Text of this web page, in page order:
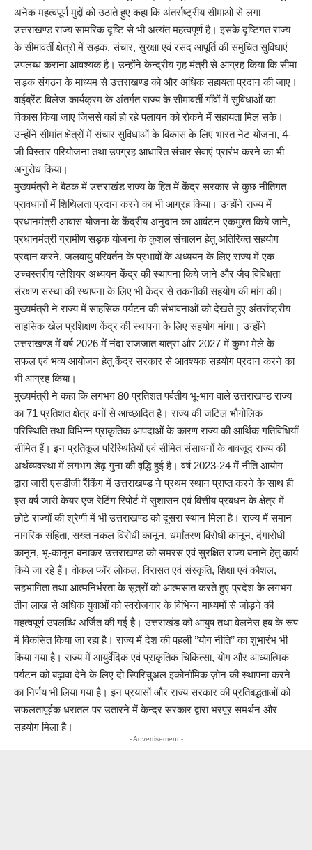
अनेक महत्वपूर्ण मुद्दों को उठाते हुए कहा कि अंतर्राष्ट्रीय सीमाओं से लगा
उत्तराखण्ड राज्य सामरिक दृष्टि से भी अत्यंत महत्वपूर्ण है। इसके दृष्टिगत राज्य
के सीमावर्ती क्षेत्रों में सड़क, संचार, सुरक्षा एवं रसद आपूर्ति की समुचित सुविधाएं
उपलब्ध कराना आवश्यक है। उन्होंने केन्द्रीय गृह मंत्री से आग्रह किया कि सीमा
सड़क संगठन के माध्यम से उत्तराखण्ड को और अधिक सहायता प्रदान की जाए।
वाईब्रेंट विलेज कार्यक्रम के अंतर्गत राज्य के सीमावर्ती गाँवों में सुविधाओं का
विकास किया जाए जिससे वहां हो रहे पलायन को रोकने में सहायता मिल सके।
उन्होंने सीमांत क्षेत्रों में संचार सुविधाओं के विकास के लिए भारत नेट योजना, 4-
जी विस्तार परियोजना तथा उपग्रह आधारित संचार सेवाएं प्रारंभ करने का भी
अनुरोध किया।
मुख्यमंत्री ने बैठक में उत्तराखंड राज्य के हित में केंद्र सरकार से कुछ नीतिगत
प्रावधानों में शिथिलता प्रदान करने का भी आग्रह किया। उन्होंने राज्य में
प्रधानमंत्री आवास योजना के केंद्रीय अनुदान का आवंटन एकमुश्त किये जाने,
प्रधानमंत्री ग्रामीण सड़क योजना के कुशल संचालन हेतु अतिरिक्त सहयोग
प्रदान करने, जलवायु परिवर्तन के प्रभावों के अध्ययन के लिए राज्य में एक
उच्चस्तरीय ग्लेशियर अध्ययन केंद्र की स्थापना किये जाने और जैव विविधता
संरक्षण संस्था की स्थापना के लिए भी केंद्र से तकनीकी सहयोग की मांग की।
मुख्यमंत्री ने राज्य में साहसिक पर्यटन की संभावनाओं को देखते हुए अंतर्राष्ट्रीय
साहसिक खेल प्रशिक्षण केंद्र की स्थापना के लिए सहयोग मांगा। उन्होंने
उत्तराखण्ड में वर्ष 2026 में नंदा राजजात यात्रा और 2027 में कुम्भ मेले के
सफल एवं भव्य आयोजन हेतु केंद्र सरकार से आवश्यक सहयोग प्रदान करने का
भी आग्रह किया।
मुख्यमंत्री ने कहा कि लगभग 80 प्रतिशत पर्वतीय भू-भाग वाले उत्तराखण्ड राज्य
का 71 प्रतिशत क्षेत्र वनों से आच्छादित है। राज्य की जटिल भौगोलिक
परिस्थिति तथा विभिन्न प्राकृतिक आपदाओं के कारण राज्य की आर्थिक गतिविधियाँ
सीमित हैं। इन प्रतिकूल परिस्थितियों एवं सीमित संसाधनों के बावजूद राज्य की
अर्थव्यवस्था में लगभग डेढ़ गुना की वृद्धि हुई है। वर्ष 2023-24 में नीति आयोग
द्वारा जारी एसडीजी रैंकिंग में उत्तराखण्ड ने प्रथम स्थान प्राप्त करने के साथ ही
इस वर्ष जारी केयर एज रेटिंग रिपोर्ट में सुशासन एवं वित्तीय प्रबंधन के क्षेत्र में
छोटे राज्यों की श्रेणी में भी उत्तराखण्ड को दूसरा स्थान मिला है। राज्य में समान
नागरिक संहिता, सख्त नकल विरोधी कानून, धर्मांतरण विरोधी कानून, दंगारोधी
कानून, भू-कानून बनाकर उत्तराखण्ड को समरस एवं सुरक्षित राज्य बनाने हेतु कार्य
किये जा रहे हैं। वोकल फॉर लोकल, विरासत एवं संस्कृति, शिक्षा एवं कौशल,
सहभागिता तथा आत्मनिर्भरता के सूत्रों को आत्मसात करते हुए प्रदेश के लगभग
तीन लाख से अधिक युवाओं को स्वरोजगार के विभिन्न माध्यमों से जोड़ने की
महत्वपूर्ण उपलब्धि अर्जित की गई है। उत्तराखंड को आयुष तथा वेलनेस हब के रूप
में विकसित किया जा रहा है। राज्य में देश की पहली ’’योग नीति’’ का शुभारंभ भी
किया गया है। राज्य में आयुर्वेदिक एवं प्राकृतिक चिकित्सा, योग और आध्यात्मिक
पर्यटन को बढ़ावा देने के लिए दो स्पिरिचुअल इकोनॉमिक ज़ोन की स्थापना करने
का निर्णय भी लिया गया है। इन प्रयासों और राज्य सरकार की प्रतिबद्धताओं को
सफलतापूर्वक धरातल पर उतारने में केन्द्र सरकार द्वारा भरपूर समर्थन और
सहयोग मिला है।
- Advertisement -